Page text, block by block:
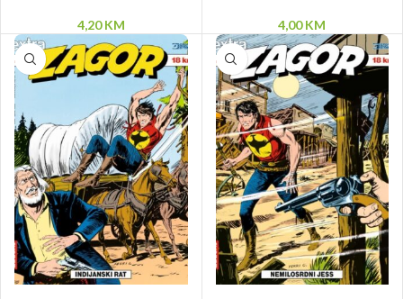
4,20KM 4,00KM